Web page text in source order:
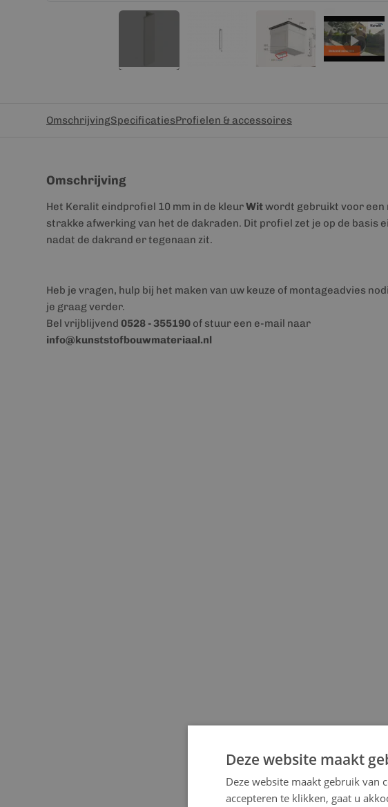
OmschrijvingSpecificatiesProfielen & accessoires
Omschrijving
Het Keralit eindprofiel 10 mm in de kleurWitwordt gebruikt voor een
strakke afwerking van het de dakraden. Dit profiel zet je op de basis
nadat de dakrand er tegenaan zit.
Heb je vragen, hulp bij het maken van uw keuze of montageadvies
je graag verder.
Bel vrijblijvend 0528 - 355190 of stuur een e-mail naar
info@kunststofbouwmateriaal.nl
Deze website maakt
Deze website maakt gebruik
accepteren te klikken, gaat u